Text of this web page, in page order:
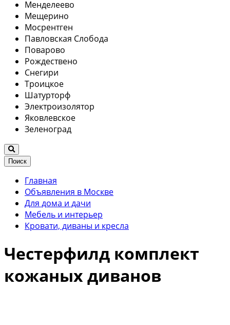
Менделеево
Мещерино
Мосрентген
Павловская Слобода
Поварово
Рождествено
Снегири
Троицкое
Шатурторф
Электроизолятор
Яковлевское
Зеленоград
Поиск
Главная
Объявления в Москве
Для дома и дачи
Мебель и интерьер
Кровати, диваны и кресла
Честерфилд комплект
кожаных диванов